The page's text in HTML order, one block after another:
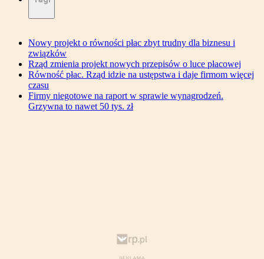
Nowy projekt o równości płac zbyt trudny dla biznesu i
związków
Rząd zmienia projekt nowych przepisów o luce płacowej
Równość płac. Rząd idzie na ustępstwa i daje firmom więcej
czasu
Firmy niegotowe na raport w sprawie wynagrodzeń.
Grzywna to nawet 50 tys. zł